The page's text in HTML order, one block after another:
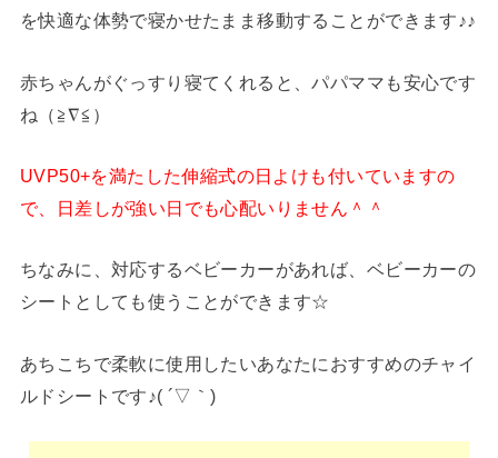
を快適な体勢で寝かせたまま移動することができます♪♪
赤ちゃんがぐっすり寝てくれると、パパママも安心です
ね（≧∇≦）
UVP50+を満たした伸縮式の日よけも付いていますの
で、日差しが強い日でも心配いりません＾＾
ちなみに、対応するベビーカーがあれば、ベビーカーの
シートとしても使うことができます☆
あちこちで柔軟に使用したいあなたにおすすめのチャイ
ルドシートです♪( ´▽｀)